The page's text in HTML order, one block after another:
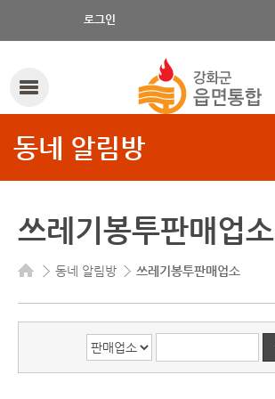
로그인
동네 알림방
쓰레기봉투판매업소
동네 알림방 쓰레기봉투판매업소